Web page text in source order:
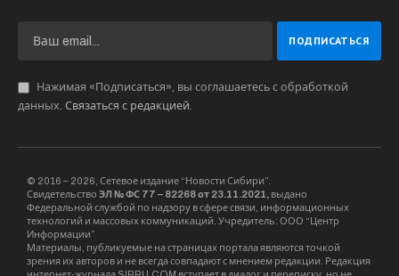
Нажимая «Подписаться», вы соглашаетесь с обработкой
данных. Связаться с редакцией.
© 2016 – 2026, Сетевое издание “Новости Сибири”.
Свидетельство ЭЛ № ФС 77 – 82268 от 23.11.2021, выдано
Федеральной службой по надзору в сфере связи, информационных
технологий и массовых коммуникаций. Учредитель: ООО “Центр
Информации”
Материалы, публикуемые на страницах портала являются точкой
зрения их авторов и не всегда совпадают с мнением редакции. Редакция